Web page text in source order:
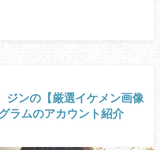
ジンの【厳選イケメン画像
ラムのアカウント紹介